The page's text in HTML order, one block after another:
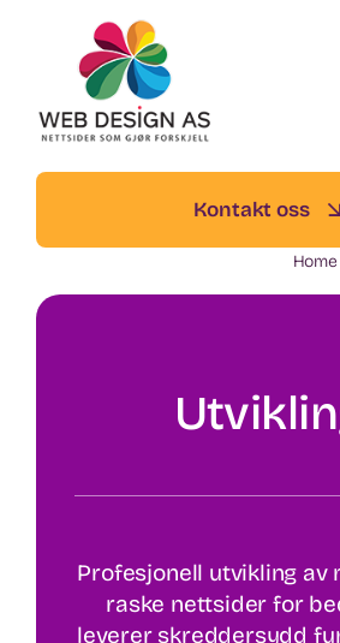
Kontakt oss
Home
Profesjonell utvikling av
raske nettsider for
leverer skreddersydd